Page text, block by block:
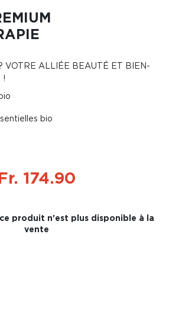
VOTRE ALLIÉE BEAUTÉ ET BIEN-
!
bio
174.90
produit n'est plus disponible à la
vente